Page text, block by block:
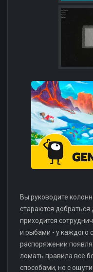
Вы руководите
стараются
приходится
и рыбами - у каждого
распоряжении
ломать правила всё
способами, но с